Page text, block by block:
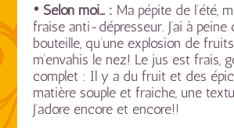
• Selon moi… : Ma pépite de l’été,
fraise anti-dépresseur. J’ai à peine
bouteille, qu’une explosion de
m’envahis le nez! Le jus est frais,
complet : Il y a du fruit et des
matière souple et fraiche, une
J’adore encore et encore!!